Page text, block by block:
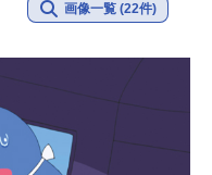
画像一覧 (22件)